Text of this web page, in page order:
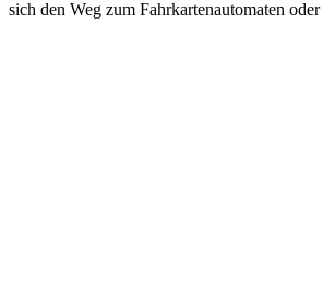
sich den Weg zum Fahrkartenautomaten